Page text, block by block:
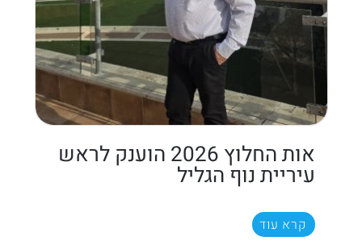
אות החלוץ 2026 הוענק לראש
עיריית נוף הגליל
קרא עוד